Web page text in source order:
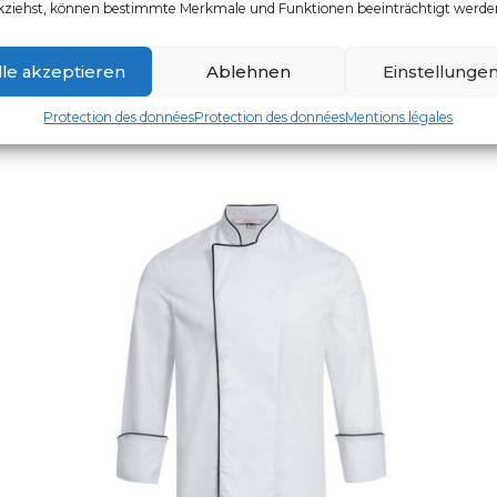
können bestimmte Merkmale und Funktionen beeinträchtigt
akzeptieren Ablehnen Einstellungen
Protection des donnéesProtection des donnéesMentions légales
UGS : 5321.8000